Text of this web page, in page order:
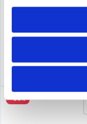
150 kr
120 kr
Köp
-50%